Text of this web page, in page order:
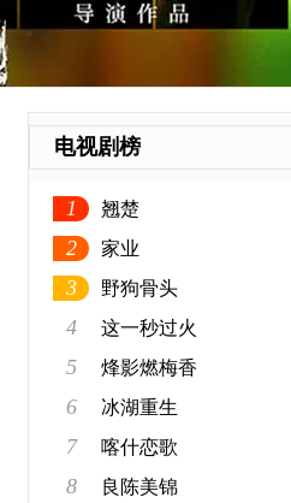
电视剧榜
1 翘楚
2 家业
3 野狗骨头
4 这一秒过火
5 烽影燃梅香
6 冰湖重生
7 喀什恋歌
8 良陈美锦